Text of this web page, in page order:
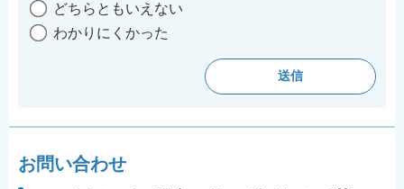
どちらともいえない
わかりにくかった
お問い合わせ